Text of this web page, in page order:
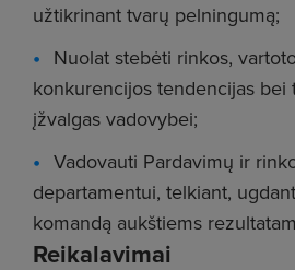
užtikrinant tvarų pelningumą;
Nuolat stebėti rinkos,
konkurencijos tendencijas bei
įžvalgas vadovybei;
Vadovauti Pardavimų ir
departamentui, telkiant,
komandą aukštiems
Reikalavimai